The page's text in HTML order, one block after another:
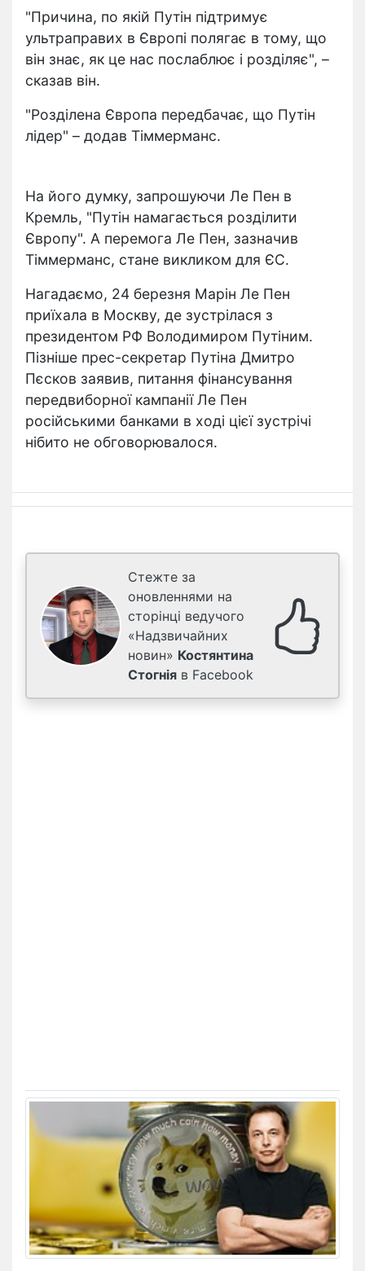
"Причина, по якій Путін підтримує
ультраправих в Європі полягає в тому, що
він знає, як це нас послаблює і розділяє", –
сказав він.
"Розділена Європа передбачає, що Путін
лідер" – додав Тіммерманс.
На його думку, запрошуючи Ле Пен в
Кремль, "Путін намагається розділити
Європу". А перемога Ле Пен, зазначив
Тіммерманс, стане викликом для ЄС.
Нагадаємо, 24 березня Марін Ле Пен
приїхала в Москву, де зустрілася з
президентом РФ Володимиром Путіним.
Пізніше прес-секретар Путіна Дмитро
Пєсков заявив, питання фінансування
передвиборної кампанії Ле Пен
російськими банками в ході цієї зустрічі
нібито не обговорювалося.
Стежте за
оновленнями на
сторінці ведучого
«Надзвичайних
новин» Костянтина
Стогнія в Facebook